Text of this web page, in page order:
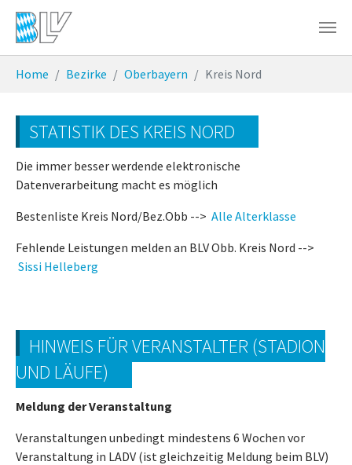
Zum Hauptinhalt springen
Home Bezirke Oberbayern Kreis Nord
STATISTIK DES KREIS NORD
Die immer besser werdende elektronische
Datenverarbeitung macht es möglich
Bestenliste Kreis Nord/Bez.Obb --> Alle Alterklasse
Fehlende Leistungen melden an BLV Obb. Kreis Nord -->
Sissi Helleberg
HINWEIS FÜR VERANSTALTER (STADION
UND LÄUFE)
Meldung der Veranstaltung
Veranstaltungen unbedingt mindestens 6 Wochen vor
Veranstaltung in LADV (ist gleichzeitig Meldung beim BLV)